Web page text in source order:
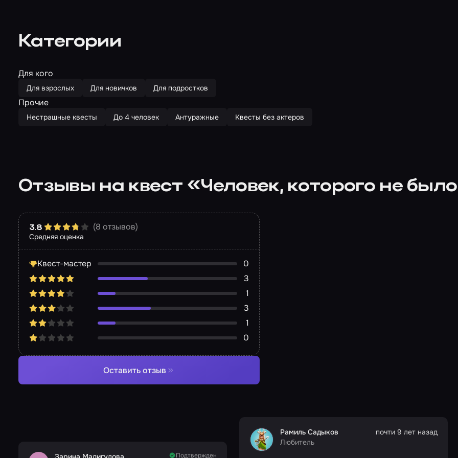
Категории
Для кого
Для взрослых Для новичков Для подростков
Прочие
Нестрашные квесты До 4 человек Антуражные Квесты без актеров
Отзывы на квест «Человек, которого не
Средняя оценка
3.8 (8 отзывов)
Квест-мастер
0
3
1
3
1
0
Оставить отзыв
Подтвержден
Рамиль Садыков
Любитель
почти 9 лет назад